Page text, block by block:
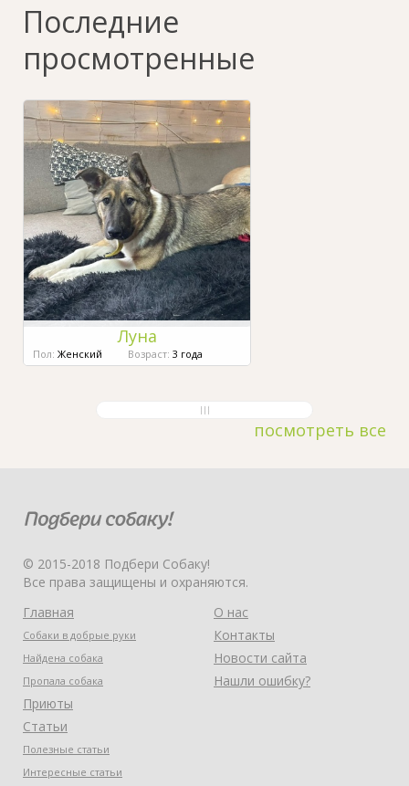
Последние
просмотренные
Луна
Пол: Женский Возраст: 3 года
посмотреть все
© 2015-2018 Подбери Собаку!
Все права защищены и охраняются.
Главная
Собаки в добрые руки
Найдена собака
Пропала собака
Приюты
Статьи
Полезные статьи
Интересные статьи
О нас
Контакты
Новости сайта
Нашли ошибку?